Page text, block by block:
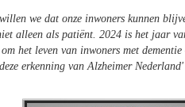
we dat onze inwoners kunnen
alleen als patiënt. 2024 is het jaar
het leven van inwoners met
erkenning van Alzheimer Nederland'